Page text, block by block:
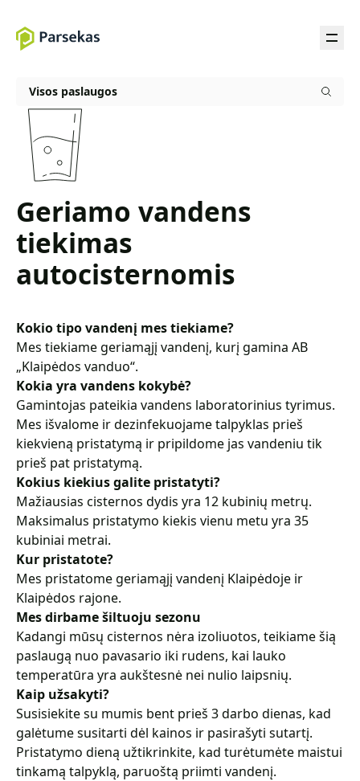
Visos paslaugos
Geriamo vandens
tiekimas
autocisternomis
Kokio tipo vandenį mes tiekiame?
Mes tiekiame geriamąjį vandenį, kurį gamina AB
„Klaipėdos vanduo“.
Kokia yra vandens kokybė?
Gamintojas pateikia vandens laboratorinius tyrimus.
Mes išvalome ir dezinfekuojame talpyklas prieš
kiekvieną pristatymą ir pripildome jas vandeniu tik
prieš pat pristatymą.
Kokius kiekius galite pristatyti?
Mažiausias cisternos dydis yra 12 kubinių metrų.
Maksimalus pristatymo kiekis vienu metu yra 35
kubiniai metrai.
Kur pristatote?
Mes pristatome geriamąjį vandenį Klaipėdoje ir
Klaipėdos rajone.
Mes dirbame šiltuoju sezonu
Kadangi mūsų cisternos nėra izoliuotos, teikiame šią
paslaugą nuo pavasario iki rudens, kai lauko
temperatūra yra aukštesnė nei nulio laipsnių.
Kaip užsakyti?
Susisiekite su mumis bent prieš 3 darbo dienas, kad
galėtume susitarti dėl kainos ir pasirašyti sutartį.
Pristatymo dieną užtikrinkite, kad turėtumėte maistui
tinkamą talpyklą, paruoštą priimti vandenį.